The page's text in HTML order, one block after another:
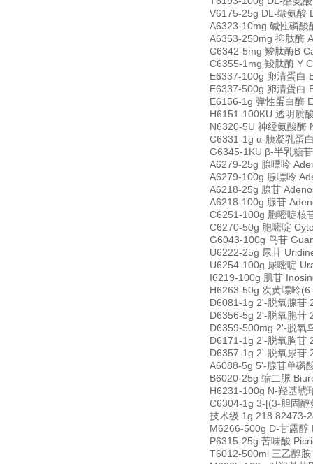
V6175-25g DL-缬氨酸
A6323-10mg 碱性磷
A6353-250mg 抑肽酶
C6342-5mg 羧肽酶B
C6355-1mg 羧肽酶 Y
E6337-100g 卵清蛋白
E6337-500g 卵清蛋白
E6156-1g 弹性蛋白酶
H6151-100KU 透明质
N6320-5U 神经氨酸酶
C6331-1g α-胰凝乳蛋
G6345-1KU β-半乳糖
A6279-25g 腺嘌呤
A6279-100g 腺嘌呤
A6218-25g 腺苷
A6218-100g 腺苷
C6251-100g 胞嘧啶核
C6270-50g 胞嘧啶
G6043-100g 鸟苷
U6222-25g 尿苷
U6254-100g 尿嘧啶
I6219-100g 肌苷
H6263-50g 次黄嘌呤
D6081-1g 2'-脱氧腺苷
D6356-5g 2'-脱氧胞苷
D6359-500mg 2'-脱氧
D6171-1g 2'-脱氧胸苷
D6357-1g 2'-脱氧尿苷
A6088-5g 5’-腺苷单
B6020-25g 缩二脲
H6231-100g N-羟基琥
C6304-1g 3-[(3-胆固
技术级 1g 218 82473-
M6266-500g D-甘露
P6315-25g 苦味酸
T6012-500ml 三乙醇